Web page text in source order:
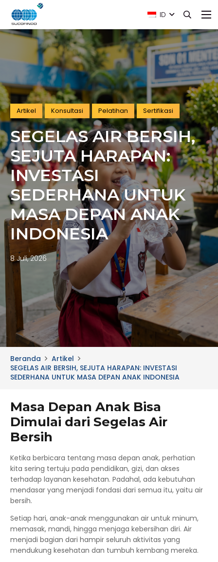
ID
Artikel Konsultasi Pelatihan Sertifikasi
SEGELAS AIR BERSIH,
SEJUTA HARAPAN:
INVESTASI
SEDERHANA UNTUK
MASA DEPAN ANAK
INDONESIA
8 Juli, 2026
Beranda
Artikel
SEGELAS AIR BERSIH, SEJUTA HARAPAN: INVESTASI
SEDERHANA UNTUK MASA DEPAN ANAK INDONESIA
Masa Depan Anak Bisa
Dimulai dari Segelas Air
Bersih
Ketika berbicara tentang masa depan anak, perhatian
kita sering tertuju pada pendidikan, gizi, dan akses
terhadap layanan kesehatan. Padahal, ada kebutuhan
mendasar yang menjadi fondasi dari semua itu, yaitu air
bersih.
Setiap hari, anak-anak menggunakan air untuk minum,
memasak, mandi, hingga menjaga kebersihan diri. Air
menjadi bagian dari hampir seluruh aktivitas yang
mendukung kesehatan dan tumbuh kembang mereka.